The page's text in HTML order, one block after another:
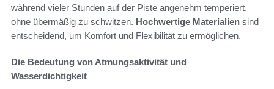
während vieler Stunden auf der Piste angenehm temperiert,
ohne übermäßig zu schwitzen. Hochwertige Materialien sind
entscheidend, um Komfort und Flexibilität zu ermöglichen.
Die Bedeutung von Atmungsaktivität und
Wasserdichtigkeit